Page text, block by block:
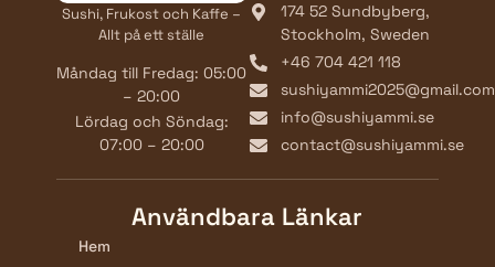
174 52 Sundbyberg,
Stockholm, Sweden
+46 704 421 118
sushiyammi2025@gmail.com
info@sushiyammi.se
contact@sushiyammi.se
Sushi, Frukost och Kaffe –
Allt på ett ställe
Måndag till Fredag: 05:00
– 20:00
Lördag och Söndag:
07:00 – 20:00
Användbara Länkar
Hem